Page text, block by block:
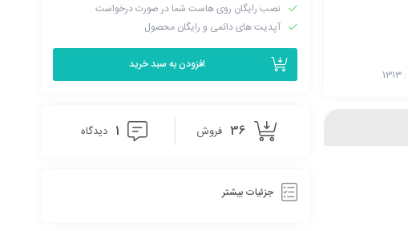
1313
نصب رایگان روی هاست شما در صورت درخواست
آپدیت های دائمی و رایگان محصول
افزودن به سبد خرید
36 فروش 1 دیدگاه
جزئیات بیشتر